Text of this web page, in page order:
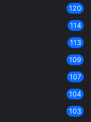
120
114
113
109
107
104
103